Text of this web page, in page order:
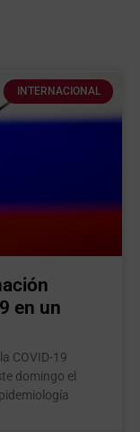
INTERNACIONAL
en un
COVID-19
domingo el